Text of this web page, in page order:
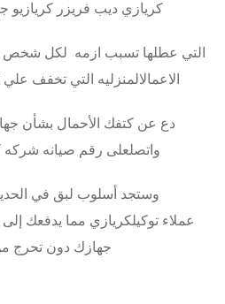
كريازي ديب فريزر كريازيو
التي عطلها تسبب ازمه لكل شخص
الاعمالالمنزليه التي تخفف
دع عن كتفك الأحمال بشأن
واتصلعلى رقم صيانه شركه
وستجد أسلوب لبق في
عملاء توكيلكريازي مما يدفعك
جهازك دون تحرج